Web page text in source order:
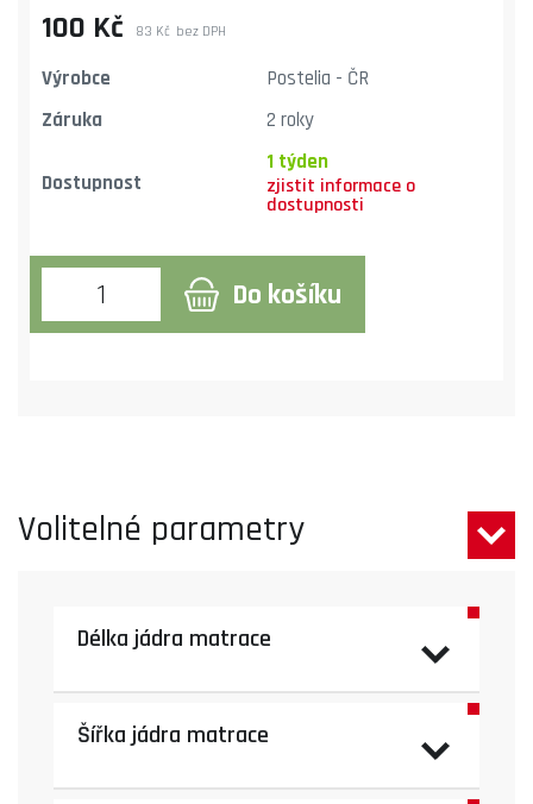
100 Kč bez DPH
83 Kč
Výrobce
Postelia - ČR
Záruka
2 roky
Dostupnost
1 týden
Do košíku
Volitelné parametry
Délka jádra matrace
Šířka jádra matrace